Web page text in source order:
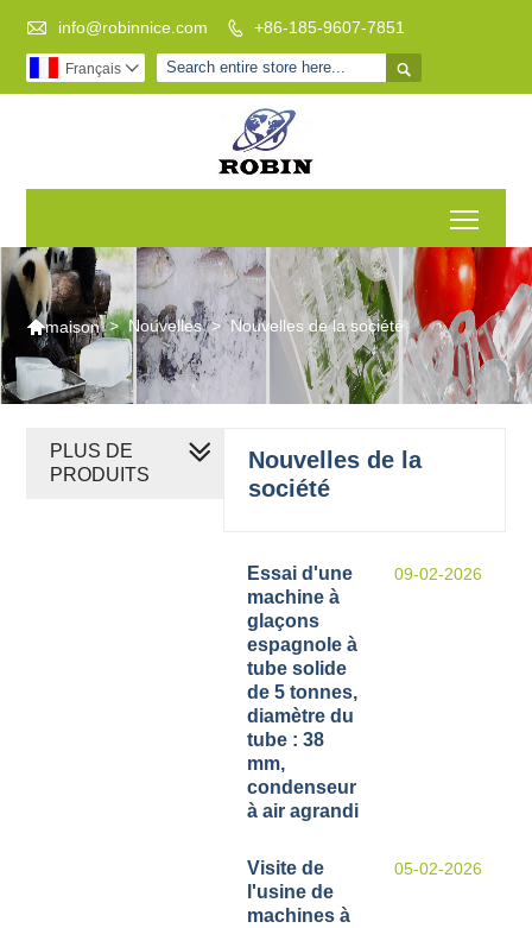
 info@robinnice.com  +86-185-9607-7851

Français 
maison > Nouvelles > Nouvelles de la société
Nouvelles de la
société
09-02-2026
Essai d'une
machine à
glaçons
espagnole à
tube solide
de 5 tonnes,
diamètre du
tube : 38
mm,
condenseur
à air agrandi
05-02-2026
Visite de
l'usine de
machines à
PLUS DE
PRODUITS